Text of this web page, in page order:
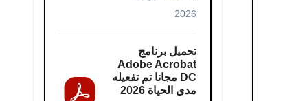
2026
تحميل برنامج
Adobe Acrobat
DC مجانا تم تفعيله
مدى الحياة 2026